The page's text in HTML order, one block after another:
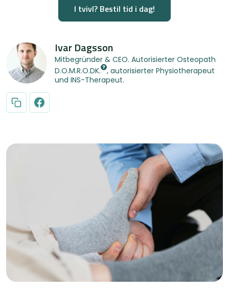
I tvivl? Bestil tid i dag!
Ivar Dagsson
Mitbegründer & CEO. Autorisierter Osteopath
D.O.M.R.O.DK.
, autorisierter Physiotherapeut
und INS-Therapeut.